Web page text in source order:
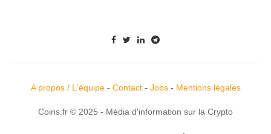
A propos / L'équipe- Contact- Jobs- Mentions légales
Coins.fr © 2025 - Média d'information sur la Crypto